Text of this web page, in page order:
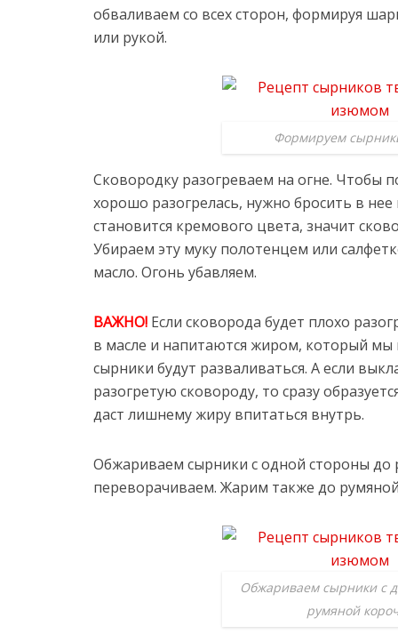
обваливаем со всех сторон, формируя
или рукой.
Формируем
Сковородку разогреваем на огне. Чтобы
хорошо разогрелась, нужно бросить в
становится кремового цвета, значит
Убираем эту муку полотенцем или
масло. Огонь убавляем.
ВАЖНО! Если сковорода будет плохо
в масле и напитаются жиром, который мы
сырники будут разваливаться. А если
разогретую сковороду, то сразу
даст лишнему жиру впитаться внутрь.
Обжариваем сырники с одной стороны до
переворачиваем. Жарим также до
Обжариваем сырники с
румяной